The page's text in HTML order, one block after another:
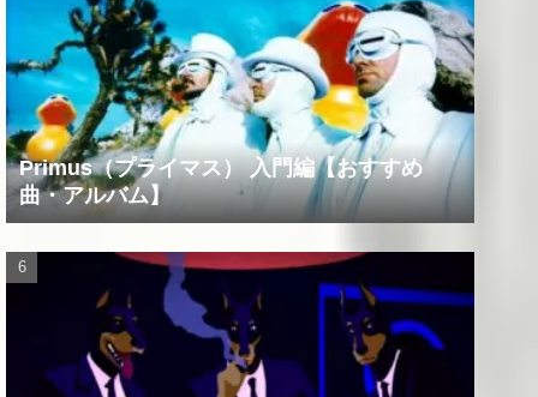
Primus（プライマス） 入門編【おすすめ
曲・アルバム】